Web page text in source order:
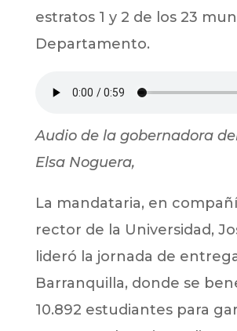
estratos 1 y 2 de los 23
Departamento.
Audio de la gobernadora
Elsa Noguera,
La mandataria, en
rector de la Universidad,
lideró la jornada de
Barranquilla, donde se
10.892 estudiantes para